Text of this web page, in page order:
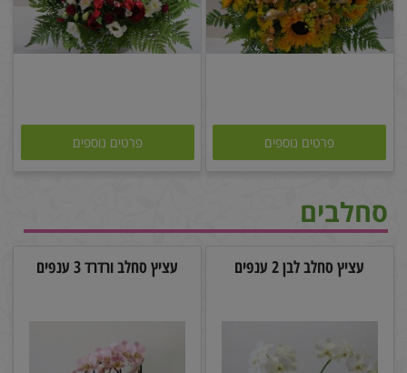
פרטים נוספים פרטים נוספים
סחלבים
עציץ סחלב לבן 2 ענפים עציץ סחלב ורדרד 3 ענפים